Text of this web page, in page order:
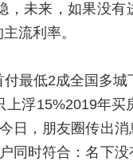
，未来，如果没
流利率。
最低2成全国多
浮15%2019年买
日，朋友圈传出
同时符合：名下没